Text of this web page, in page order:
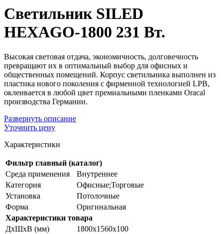
Светильник SILED
HEXAGO-1800 231 Вт.
Высокая световая отдача, экономичность, долговечность
превращают их в оптимальный выбор для офисных и
общественных помещений. Корпус светильника выполнен из
пластика нового поколения с фирменной технологией LPB,
оклеивается в любой цвет премиальными пленками Oracal
производства Германии.
Развернуть описание
Уточнить цену
Характеристики
Фильтр главный (каталог)
Среда применения
Внутреннее
Категория
Офисные;Торговые
Установка
Потолочные
Форма
Оригинальная
Характеристики товара
ДхШхВ (мм)
1800x1560х100